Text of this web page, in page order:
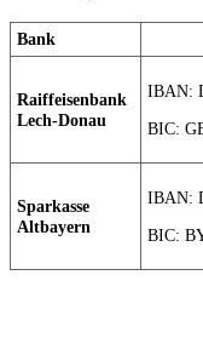
Bank
Raiffeisenbank
Lech-Donau
IBAN:
BIC:
Sparkasse
Altbayern
IBAN:
BIC: